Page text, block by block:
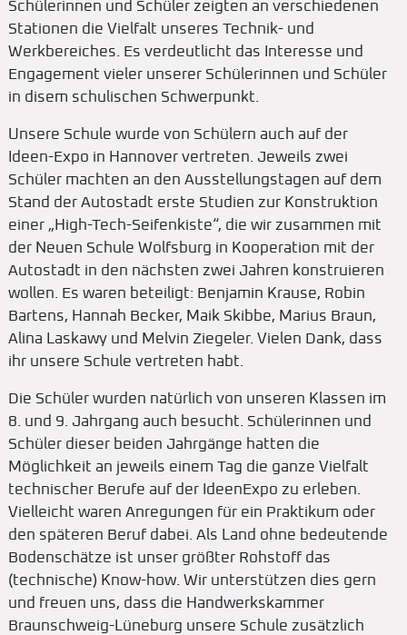
Schülerinnen und Schüler zeigten an verschiedenen
Stationen die Vielfalt unseres Technik- und
Werkbereiches. Es verdeutlicht das Interesse und
Engagement vieler unserer Schülerinnen und Schüler
in disem schulischen Schwerpunkt.
Unsere Schule wurde von Schülern auch auf der
Ideen-Expo in Hannover vertreten. Jeweils zwei
Schüler machten an den Ausstellungstagen auf dem
Stand der Autostadt erste Studien zur Konstruktion
einer „High-Tech-Seifenkiste“, die wir zusammen mit
der Neuen Schule Wolfsburg in Kooperation mit der
Autostadt in den nächsten zwei Jahren konstruieren
wollen. Es waren beteiligt: Benjamin Krause, Robin
Bartens, Hannah Becker, Maik Skibbe, Marius Braun,
Alina Laskawy und Melvin Ziegeler. Vielen Dank, dass
ihr unsere Schule vertreten habt.
Die Schüler wurden natürlich von unseren Klassen im
8. und 9. Jahrgang auch besucht. Schülerinnen und
Schüler dieser beiden Jahrgänge hatten die
Möglichkeit an jeweils einem Tag die ganze Vielfalt
technischer Berufe auf der IdeenExpo zu erleben.
Vielleicht waren Anregungen für ein Praktikum oder
den späteren Beruf dabei. Als Land ohne bedeutende
Bodenschätze ist unser größter Rohstoff das
(technische) Know-how. Wir unterstützen dies gern
und freuen uns, dass die Handwerkskammer
Braunschweig-Lüneburg unsere Schule zusätzlich